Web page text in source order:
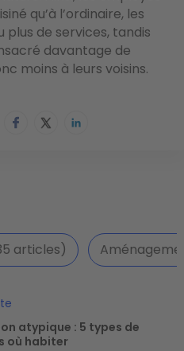
qu’à l’ordinaire, les
de services, tandis
davantage de
moins à leurs voisins.
articles)
atypique : 5 types de
où habiter